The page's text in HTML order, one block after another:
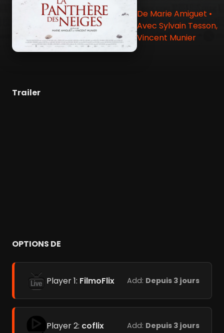
De Marie Amiguet •
Avec Sylvain Tesson,
Vincent Munier
Trailer
OPTIONS DE
Player 1: FilmoFlix Add: Depuis 3 jours
Player 2: coflix Add: Depuis 3 jours